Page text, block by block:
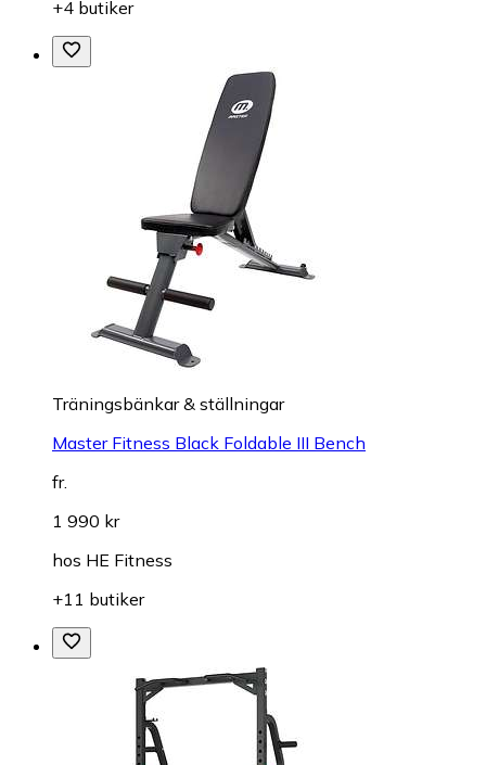
+4 butiker
Träningsbänkar & ställningar
Master Fitness Black Foldable III Bench
fr.
1 990 kr
hos HE Fitness
+11 butiker